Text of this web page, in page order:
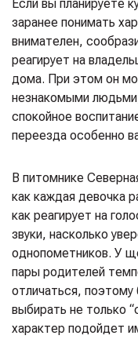
Если вы планируете
заранее понимать
внимателен,
реагирует на
дома. При этом он
незнакомыми
спокойное
переезда особенно
В питомнике
как каждая девочка
как реагирует на
звуки, насколько
однопометников. У
пары родителей
отличаться,
выбирать не только
характер подойдет